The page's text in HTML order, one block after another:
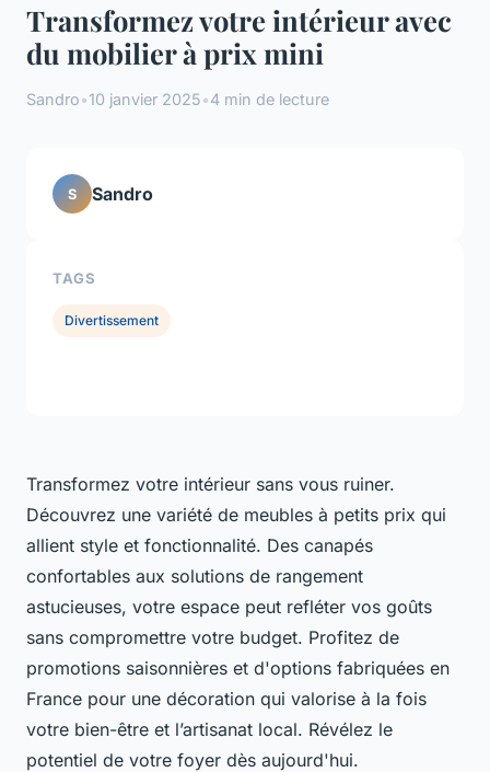
Transformez votre intérieur avec
du mobilier à prix mini
Sandro•10 janvier 2025•4 min de lecture
Transformez votre intérieur sans vous ruiner.
Découvrez une variété de meubles à petits prix qui
allient style et fonctionnalité. Des canapés
confortables aux solutions de rangement
astucieuses, votre espace peut refléter vos goûts
sans compromettre votre budget. Profitez de
promotions saisonnières et d'options fabriquées en
France pour une décoration qui valorise à la fois
votre bien-être et l’artisanat local. Révélez le
potentiel de votre foyer dès aujourd'hui.
S Sandro
TAGS
Divertissement